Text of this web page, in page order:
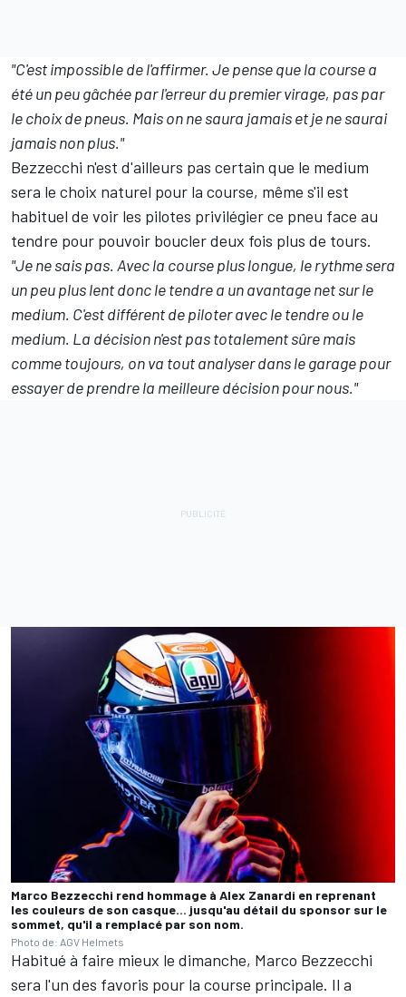
"C'est impossible de l'affirmer. Je pense que la course a
été un peu gâchée par l'erreur du premier virage, pas par
le choix de pneus. Mais on ne saura jamais et je ne saurai
jamais non plus."
Bezzecchi n'est d'ailleurs pas certain que le medium
sera le choix naturel pour la course, même s'il est
habituel de voir les pilotes privilégier ce pneu face au
tendre pour pouvoir boucler deux fois plus de tours.
"Je ne sais pas. Avec la course plus longue, le rythme sera
un peu plus lent donc le tendre a un avantage net sur le
medium. C'est différent de piloter avec le tendre ou le
medium. La décision n'est pas totalement sûre mais
comme toujours, on va tout analyser dans le garage pour
essayer de prendre la meilleure décision pour nous."
Marco Bezzecchi rend hommage à Alex Zanardi en reprenant
les couleurs de son casque... jusqu'au détail du sponsor sur le
sommet, qu'il a remplacé par son nom.
Photo de: AGV Helmets
Habitué à faire mieux le dimanche, Marco Bezzecchi
sera l'un des favoris pour la course principale. Il a